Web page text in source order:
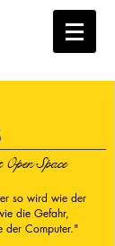
Space
so wird wie der
die Gefahr,
der Computer."